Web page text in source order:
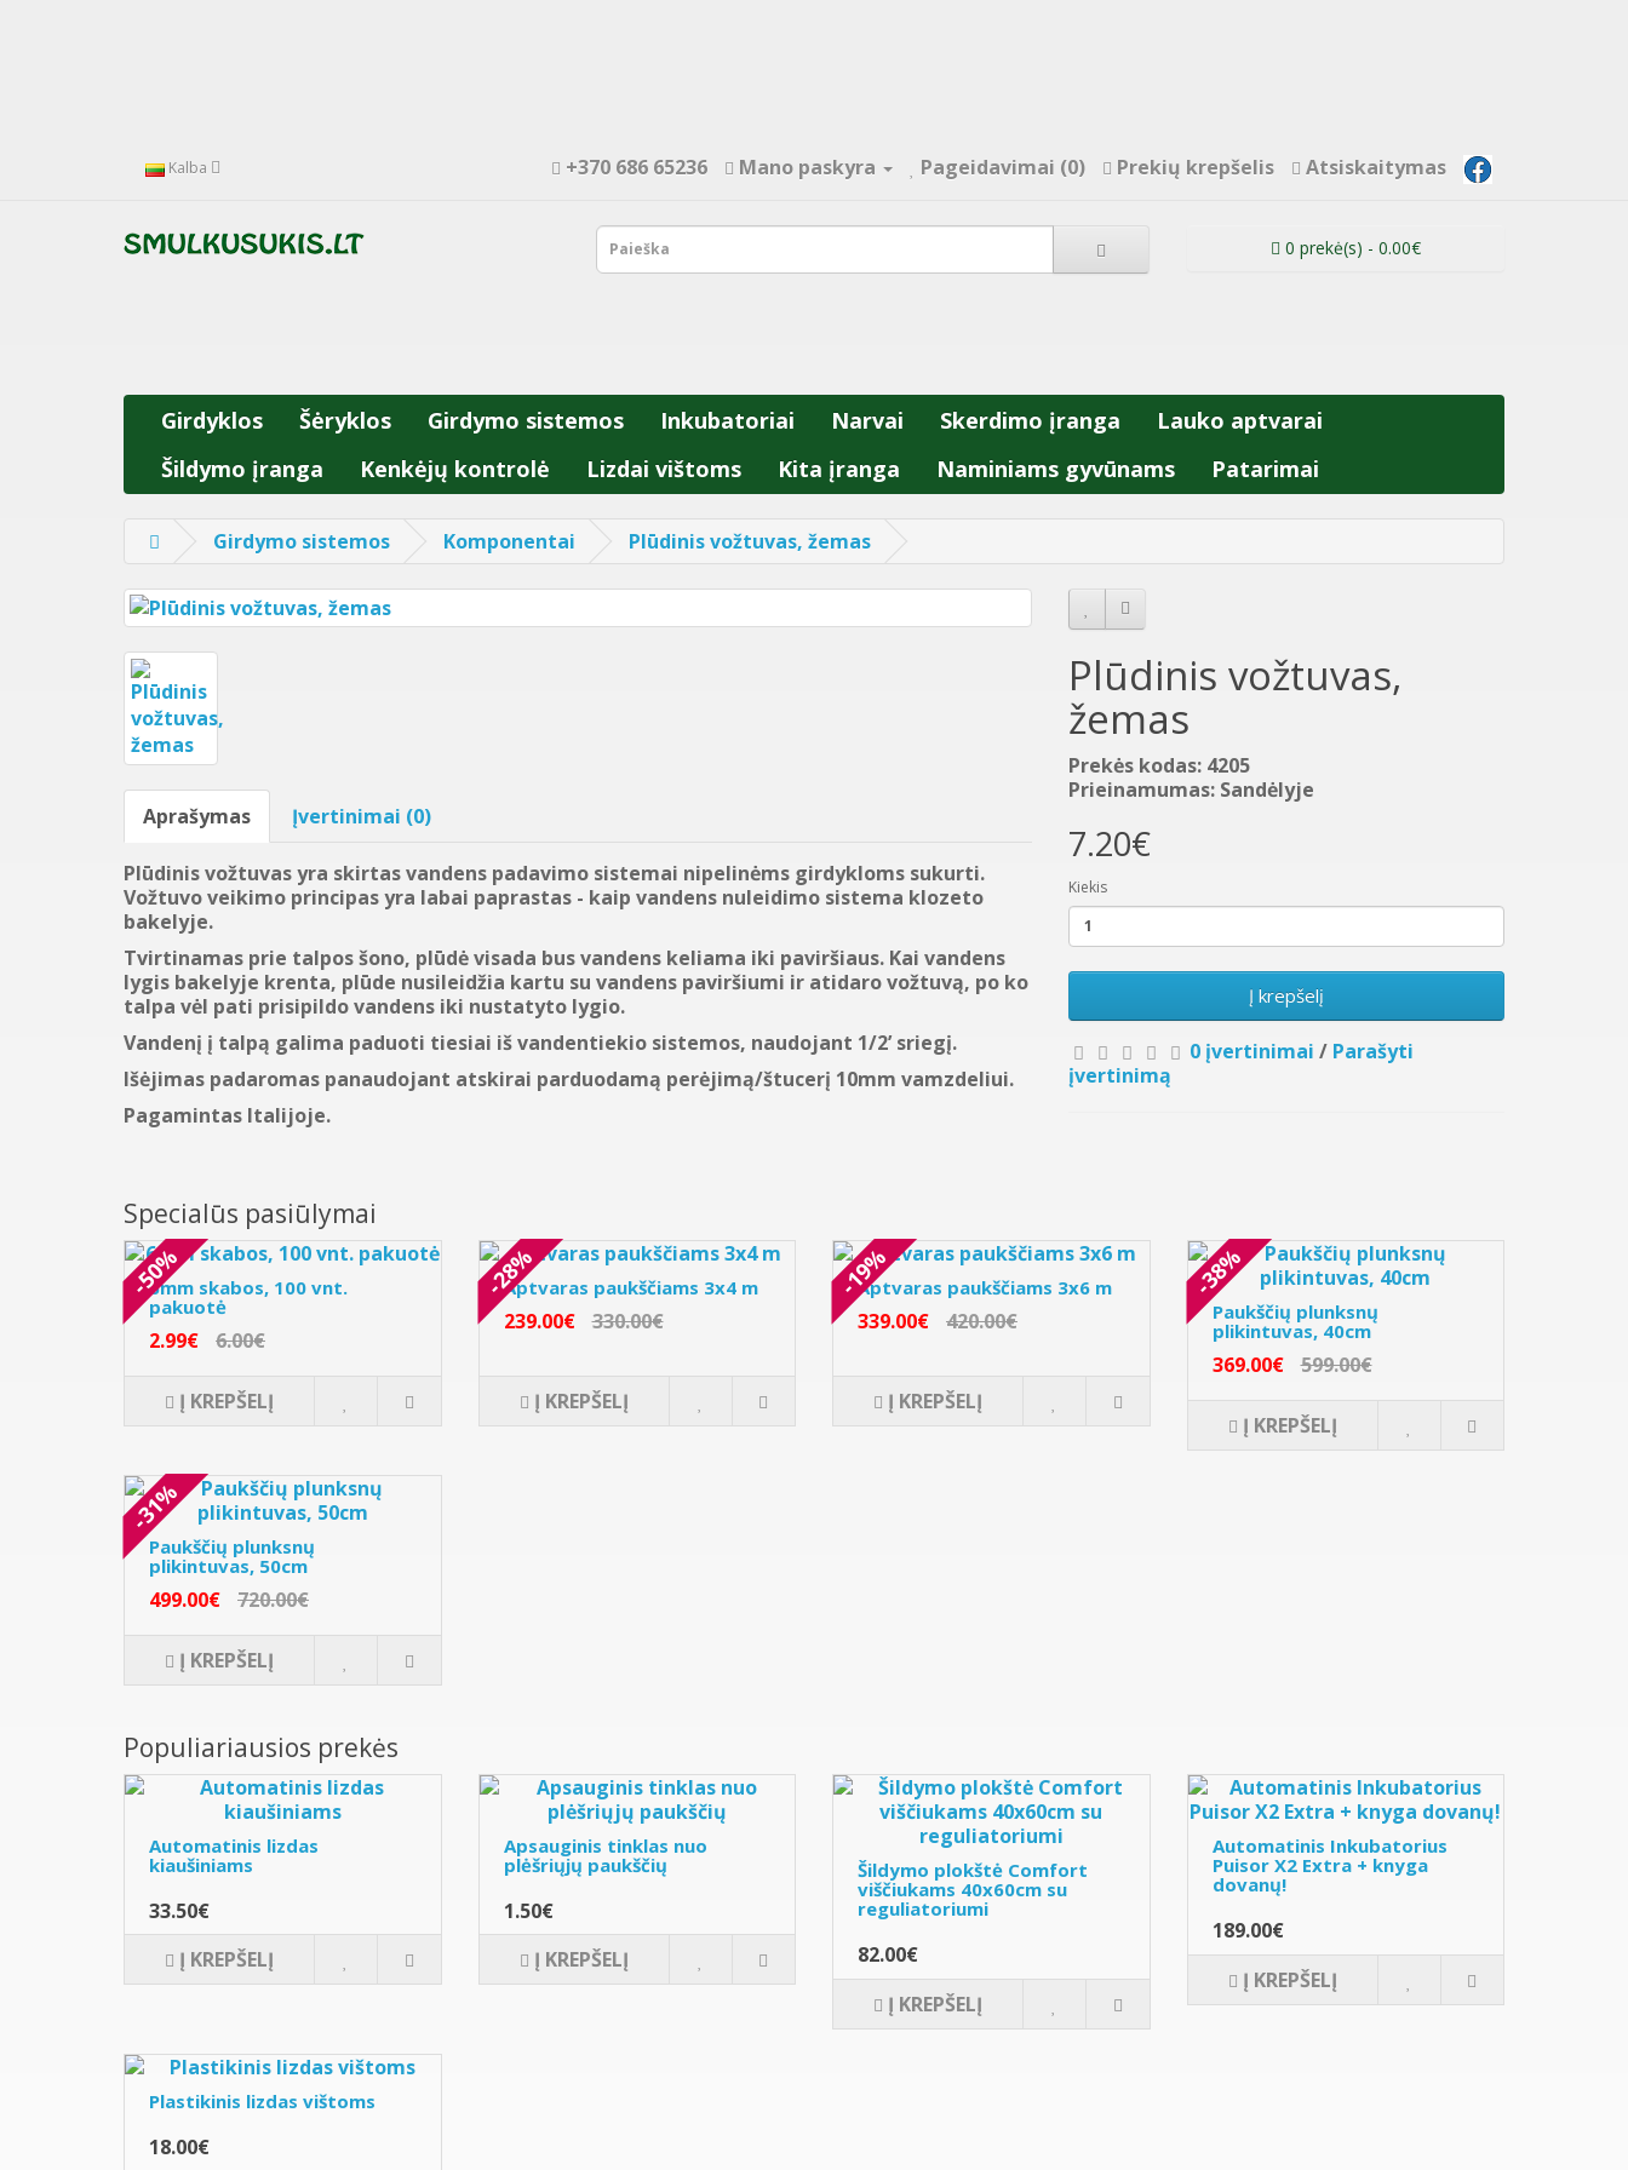
Kalba +370 686 65236 Mano paskyra Pageidavimai (0) Prekių krepšelis Atsiskaitymas
0 prekė(s) - 0.00€
Girdyklos Šėryklos Girdymo sistemos Inkubatoriai Narvai Skerdimo įranga
Lauko aptvarai
Šildymo įranga
Kenkėjų kontrolė Lizdai vištoms Kita įranga Naminiams gyvūnams Patarimai
Girdymo sistemos Komponentai Plūdinis vožtuvas, žemas
Aprašymas Įvertinimai (0)
Plūdinis vožtuvas yra skirtas vandens padavimo sistemai nipelinėms girdykloms sukurti.
Vožtuvo veikimo principas yra labai paprastas - kaip vandens nuleidimo sistema klozeto
bakelyje.
Tvirtinamas prie talpos šono, plūdė visada bus vandens keliama iki paviršiaus. Kai vandens
lygis bakelyje krenta, plūde nusileidžia kartu su vandens paviršiumi ir atidaro vožtuvą, po ko
talpa vėl pati prisipildo vandens iki nustatyto lygio.
Vandenį į talpą galima paduoti tiesiai iš vandentiekio sistemos, naudojant 1/2’ sriegį.
Išėjimas padaromas panaudojant atskirai parduodamą perėjimą/štucerį 10mm vamzdeliui.
Pagamintas Italijoje.
Plūdinis vožtuvas,
žemas
Prekės kodas: 4205
Prieinamumas: Sandėlyje
7.20€
Kiekis
Į krepšelį
0 įvertinimai / Parašyti
įvertinimą
Specialūs pasiūlymai
-50%
6mm skabos, 100 vnt.
pakuotė
2.99€ 6.00€
Į KREPŠELĮ
-28%
Aptvaras paukščiams 3x4 m
239.00€ 330.00€
Į KREPŠELĮ
-19%
Aptvaras paukščiams 3x6 m
339.00€ 420.00€
Į KREPŠELĮ
-38%
Paukščių plunksnų
plikintuvas, 40cm
369.00€ 599.00€
Į KREPŠELĮ
-31%
Paukščių plunksnų
plikintuvas, 50cm
499.00€ 720.00€
Į KREPŠELĮ
Populiariausios prekės
Automatinis lizdas
kiaušiniams
33.50€
Į KREPŠELĮ
Apsauginis tinklas nuo
plėšriųjų paukščių
1.50€
Į KREPŠELĮ
Šildymo plokštė Comfort
viščiukams 40x60cm su
reguliatoriumi
82.00€
Į KREPŠELĮ
Automatinis Inkubatorius
Puisor X2 Extra + knyga
dovanų!
189.00€
Į KREPŠELĮ
Plastikinis lizdas vištoms
18.00€